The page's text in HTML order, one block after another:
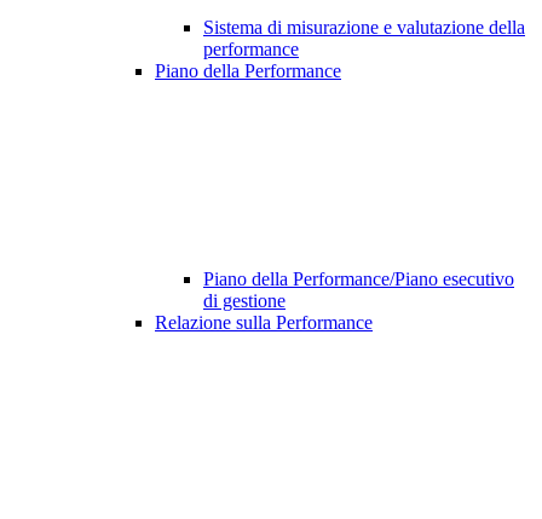
Sistema di misurazione e valutazione della
performance
Piano della Performance
Piano della Performance/Piano esecutivo
di gestione
Relazione sulla Performance